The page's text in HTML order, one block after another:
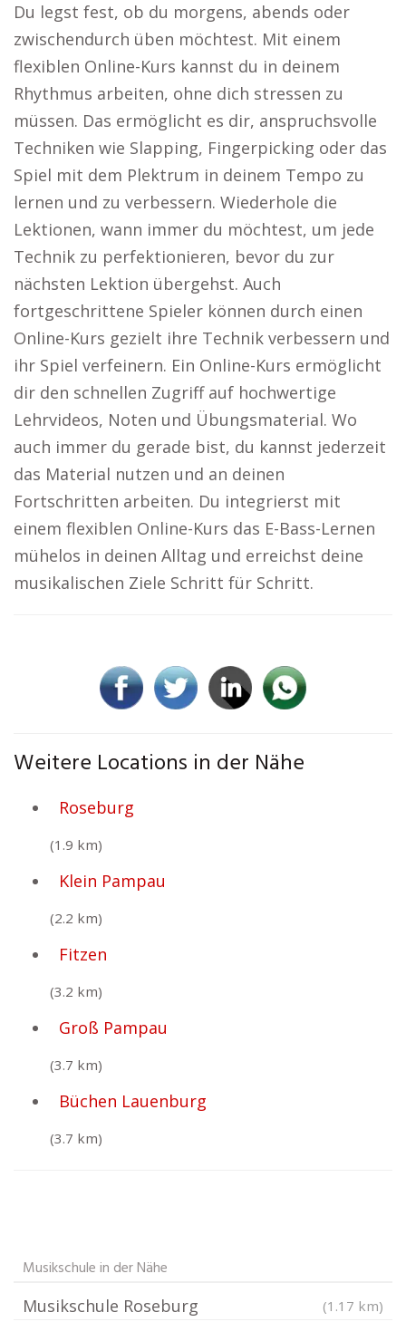
Du legst fest, ob du morgens, abends oder
zwischendurch üben möchtest. Mit einem
flexiblen Online-Kurs kannst du in deinem
Rhythmus arbeiten, ohne dich stressen zu
müssen. Das ermöglicht es dir, anspruchsvolle
Techniken wie Slapping, Fingerpicking oder das
Spiel mit dem Plektrum in deinem Tempo zu
lernen und zu verbessern. Wiederhole die
Lektionen, wann immer du möchtest, um jede
Technik zu perfektionieren, bevor du zur
nächsten Lektion übergehst. Auch
fortgeschrittene Spieler können durch einen
Online-Kurs gezielt ihre Technik verbessern und
ihr Spiel verfeinern. Ein Online-Kurs ermöglicht
dir den schnellen Zugriff auf hochwertige
Lehrvideos, Noten und Übungsmaterial. Wo
auch immer du gerade bist, du kannst jederzeit
das Material nutzen und an deinen
Fortschritten arbeiten. Du integrierst mit
einem flexiblen Online-Kurs das E-Bass-Lernen
mühelos in deinen Alltag und erreichst deine
musikalischen Ziele Schritt für Schritt.
Weitere Locations in der Nähe
Roseburg
(1.9 km)
Klein Pampau
(2.2 km)
Fitzen
(3.2 km)
Groß Pampau
(3.7 km)
Büchen Lauenburg
(3.7 km)
Musikschule in der Nähe
Musikschule Roseburg (1.17 km)